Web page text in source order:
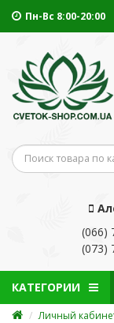
Пн-Вс 8:00-20:00
(066)
(073)
КАТЕГОРИИ
Личный